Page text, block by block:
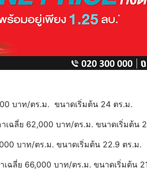
บาท/ตร.ม. ขนาดเริ่มต้น 24 ตร.ม.
าเฉลี่ย 62,000 บาท/ตร.ม. ขนาดเริ่มต้น
บาท/ตร.ม. ขนาดเริ่มต้น 22.9 ตร.ม.
เฉลี่ย 66,000 บาท/ตร.ม. ขนาดเริ่มต้น